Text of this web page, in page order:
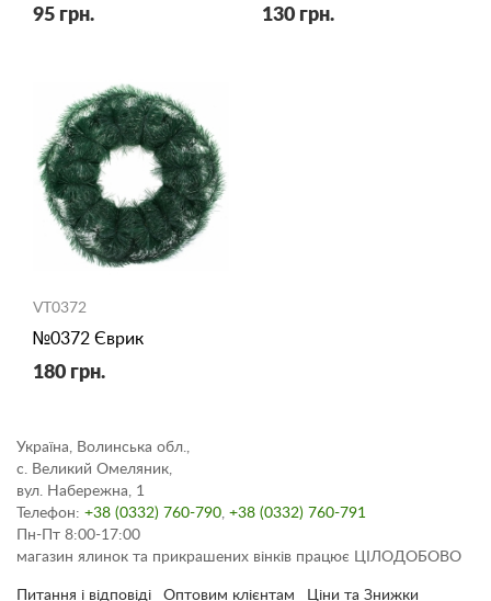
95 грн. 130 грн.
VT0372
№0372 Єврик
180 грн.
Україна, Волинська обл.,
с. Великий Омеляник,
вул. Набережна, 1
Телефон: +38 (0332) 760-790, +38 (0332) 760-791
Пн-Пт 8:00-17:00
магазин ялинок та прикрашених вінків працює ЦІЛОДОБОВО
Питання і відповіді Оптовим клієнтам Ціни та Знижки